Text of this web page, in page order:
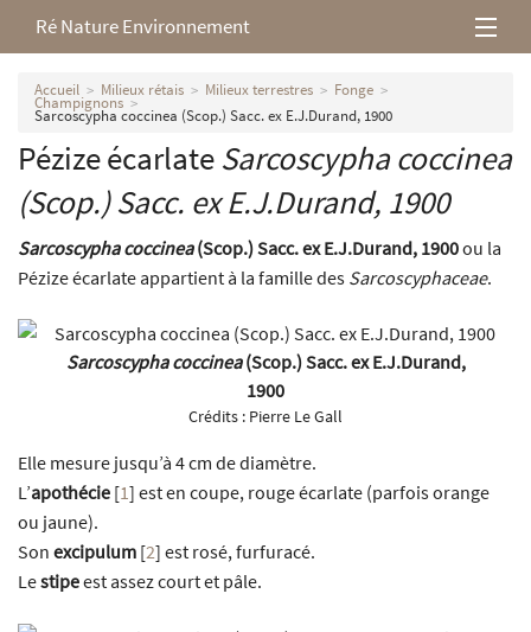
Ré Nature Environnement
L’association
Milieux rétais
Nos parutions
Accueil Milieux rétais Milieux terrestres Fonge
Champignons
Sarcoscypha coccinea (Scop.) Sacc. ex E.J.Durand, 1900
Pézize écarlate Sarcoscypha coccinea
(Scop.) Sacc. ex E.J.Durand, 1900
Sarcoscypha coccinea(Scop.) Sacc. ex E.J.Durand, 1900ou la
Pézize écarlate appartient à la famille des Sarcoscyphaceae.
Sarcoscypha coccinea(Scop.) Sacc. ex E.J.Durand,
1900
Crédits : Pierre Le Gall
Elle mesure jusqu’à 4 cm de diamètre.
L’apothécie [1] est en coupe, rouge écarlate (parfois orange
ou jaune).
Son excipulum [2] est rosé, furfuracé.
Lestipeest assez court et pâle.